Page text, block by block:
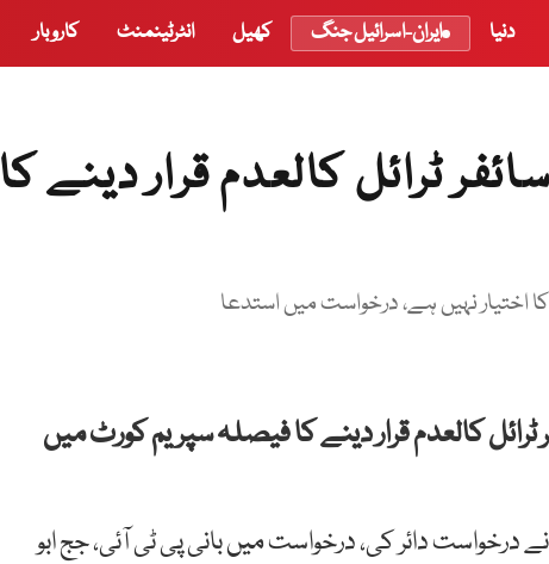
دنیا ایران-اسرائیل جنگ کھیل انٹرٹینمنٹ کاروبار
ٹرائل کالعدم قرار دینے کا
نہیں ہے، درخواست میں استدعا
کالعدم قرار دینے کا فیصلہ سپریم کورٹ میں
دائر کی، درخواست میں بانی پی ٹی آئی، جج ابو